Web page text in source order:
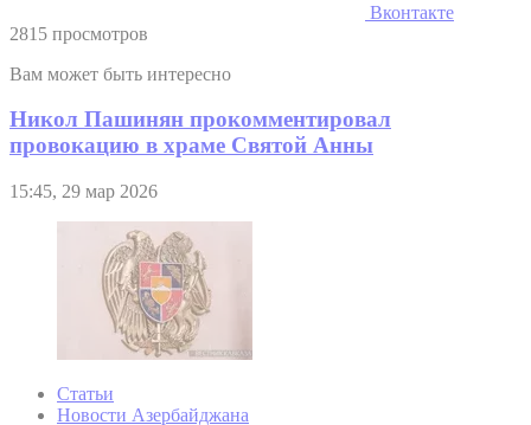
Вконтакте
2815 просмотров
Вам может быть интересно
Никол Пашинян прокомментировал
провокацию в храме Святой Анны
15:45, 29 мар 2026
Статьи
Новости Азербайджана